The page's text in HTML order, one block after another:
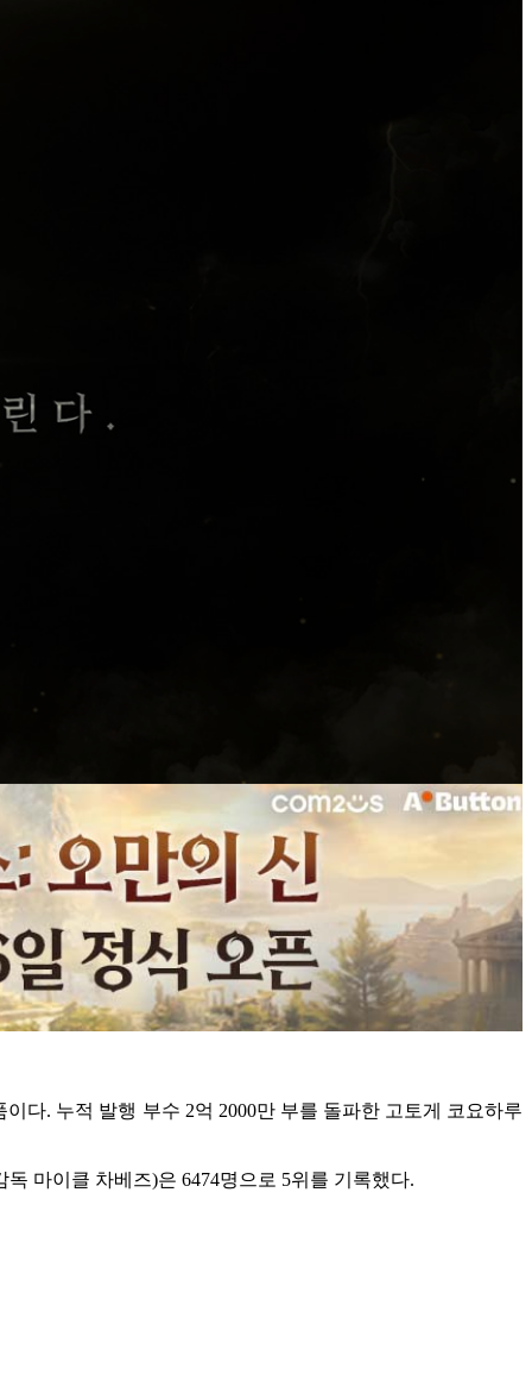
다. 누적 발행 부수 2억 2000만 부를 돌파한 고토게 코요하루
마이클 차베즈)은 6474명으로 5위를 기록했다.